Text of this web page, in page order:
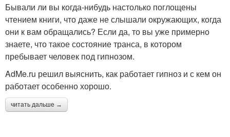
Бывали ли вы когда-нибудь настолько поглощены
чтением книги, что даже не слышали окружающих, когда
они к вам обращались? Если да, то вы уже примерно
знаете, что такое состояние транса, в котором
пребывает человек под гипнозом.
AdMe.ru решил выяснить, как работает гипноз и с кем он
работает особенно хорошо.
читать дальше →